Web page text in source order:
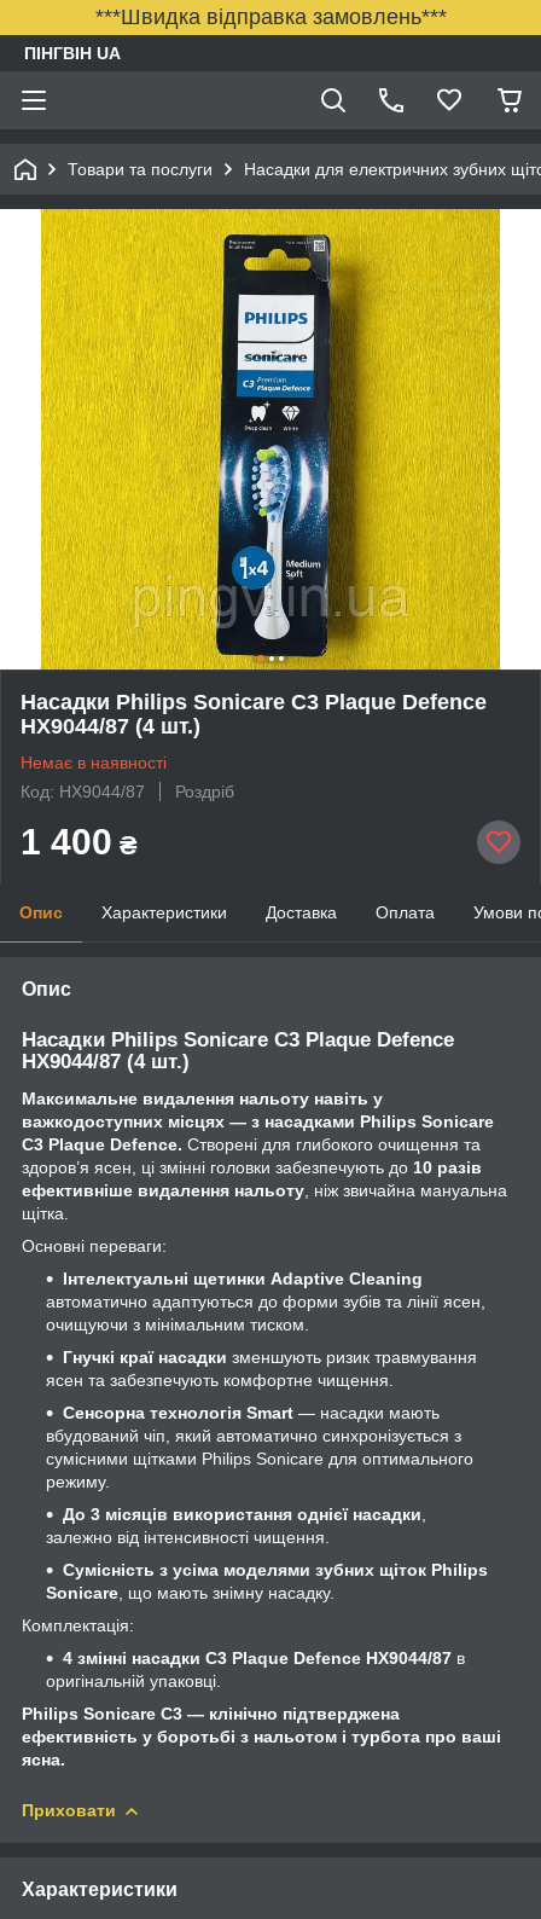
***Швидка відправка замовлень***
ПІНГВІН UA
Товари та послуги Насадки для електричних зубних
Насадки Philips Sonicare C3 Plaque Defence
HX9044/87 (4 шт.)
Немає в наявності
Код: HX9044/87
Роздріб
1 400 ₴
Опис Характеристики Доставка Оплата Умови
Опис
Насадки Philips Sonicare C3 Plaque Defence
HX9044/87 (4 шт.)
Максимальне видалення нальоту навіть у
важкодоступних місцях — з насадками Philips Sonicare
C3 Plaque Defence. Створені для глибокого очищення та
здоров’я ясен, ці змінні головки забезпечують до 10 разів
ефективніше видалення нальоту , ніж звичайна мануальна
щітка.
Основні переваги:
Інтелектуальні щетинки Adaptive Cleaning
автоматично адаптуються до форми зубів та лінії ясен,
очищуючи з мінімальним тиском.
Гнучкі краї насадки зменшують ризик травмування
ясен та забезпечують комфортне чищення.
Сенсорна технологія Smart — насадки мають
вбудований чіп, який автоматично синхронізується з
сумісними щітками Philips Sonicare для оптимального
режиму.
До 3 місяців використання однієї насадки
залежно від інтенсивності чищення.
Сумісність з усіма моделями зубних щіток Philips
Sonicare , що мають знімну насадку.
Комплектація:
4 змінні насадки C3 Plaque Defence HX9044/87 в
оригінальній упаковці.
Philips Sonicare C3 — клінічно підтверджена
ефективність у боротьбі з нальотом і турбота про ваші
ясна.
Приховати
Характеристики